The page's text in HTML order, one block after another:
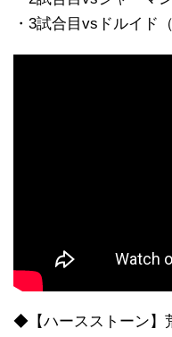
・3試合目vsドルイド
◆【ハースストーン】